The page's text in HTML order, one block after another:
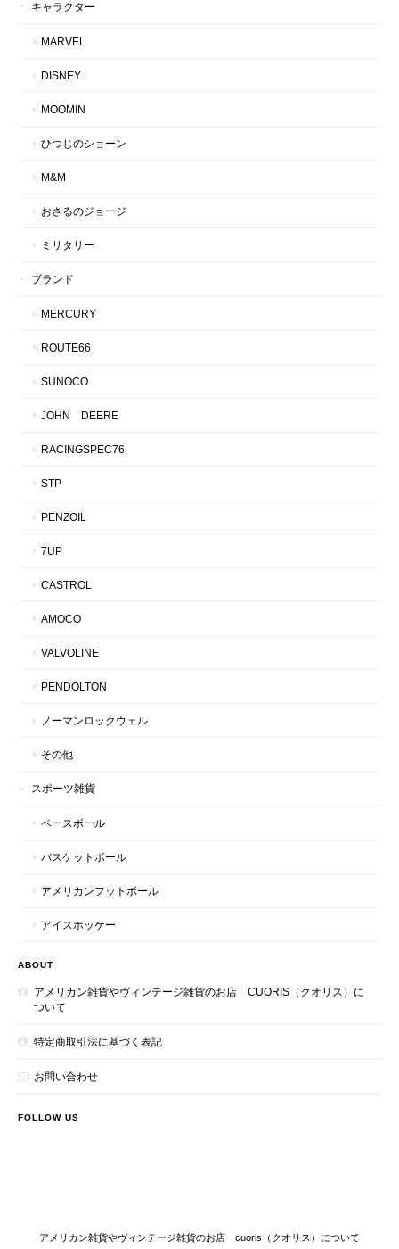
キャラクター
MARVEL
DISNEY
MOOMIN
ひつじのショーン
M&M
おさるのジョージ
ミリタリー
ブランド
MERCURY
ROUTE66
SUNOCO
JOHN DEERE
RACINGSPEC76
STP
PENZOIL
7UP
CASTROL
AMOCO
VALVOLINE
PENDOLTON
ノーマンロックウェル
その他
スポーツ雑貨
ベースボール
バスケットボール
アメリカンフットボール
アイスホッケー
ABOUT
アメリカン雑貨やヴィンテージ雑貨のお店 CUORIS（クオリス）に
ついて
特定商取引法に基づく表記
お問い合わせ
FOLLOW US
アメリカン雑貨やヴィンテージ雑貨のお店 cuoris（クオリス）について